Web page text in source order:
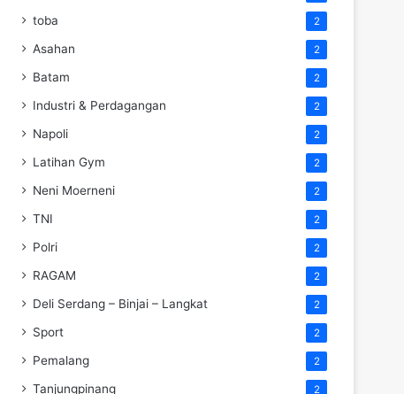
toba 2
Asahan 2
Batam 2
Industri & Perdagangan 2
Napoli 2
Latihan Gym 2
Neni Moerneni 2
TNI 2
Polri 2
RAGAM 2
Deli Serdang – Binjai – Langkat 2
Sport 2
Pemalang 2
Tanjungpinang 2